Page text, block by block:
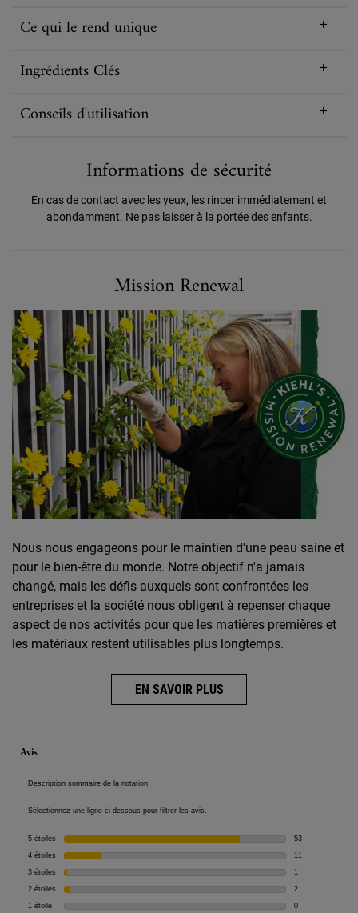
Ce qui le rend unique
Ingrédients Clés
Conseils d'utilisation
Informations de sécurité
En cas de contact avec les yeux, les rincer immédiatement et
abondamment. Ne pas laisser à la portée des enfants.
Mission Renewal
Nous nous engageons pour le maintien d'une peau saine et
pour le bien-être du monde. Notre objectif n'a jamais
changé, mais les défis auxquels sont confrontées les
entreprises et la société nous obligent à repenser chaque
aspect de nos activités pour que les matières premières et
les matériaux restent utilisables plus longtemps.
EN SAVOIR PLUS